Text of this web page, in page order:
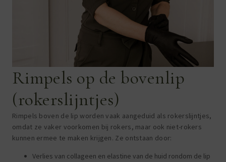
Rimpels op de bovenlip
(rokerslijntjes)
Rimpels boven de lip worden vaak aangeduid als rokerslijntjes,
omdat ze vaker voorkomen bij rokers, maar ook niet-rokers
kunnen ermee te maken krijgen. Ze ontstaan door:
Verlies van collageen en elastine van de huid rondom de lip